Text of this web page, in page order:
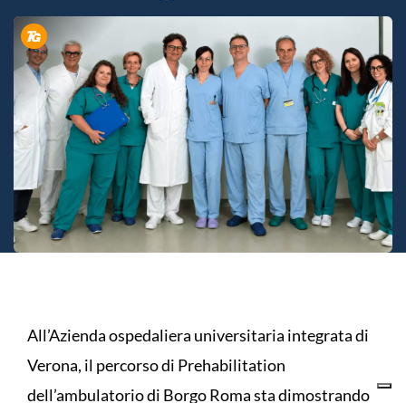
All’Azienda ospedaliera universitaria integrata di
Verona, il percorso di Prehabilitation
dell’ambulatorio di Borgo Roma sta dimostrando